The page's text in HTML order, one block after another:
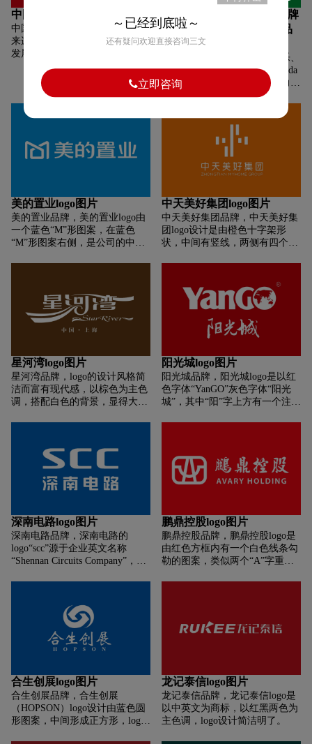
是公司的宣传语。字体设计现代
且有力，黑色字体与白色字体的
对比，使得宣传语更加醒目。也
增添了设计的现代感，使其整体
看起来既简洁又具有辨识度。整
体设计有效地传达了中建东孚公
司的品牌形象。色彩搭配有效地
突出了公司的品牌形象。
中国恒大logo图片
中国恒大品牌，恒大者，古往今
来连绵不绝，曰恒;天地万物增益
发展，曰大。恒大集团的英文名
称中，Ever 意为永恒，Grande
意为伟大，"Evergrande" 则寓意
着志存恒远、宏图大展。logo由
字母 H 和 D 组合而成，H 是一
只翱翔的雄鹰，寓意高远的战略
日上，事业辉煌和美好的未来。
恒大集团想要展示给世人的，是
行业旗帜的恒远理想与宏图大
志。
全球顶级碳酸饮料·汽水品牌
logo一览：探索行业领先品
牌
汽水品牌，Coca-Cola可口可乐、
PEPSI百事可乐、雪碧、Mirinda
美年达、Fanta芬达汽水、健力
宝、北冰洋等
美的置业logo图片
美的置业品牌，美的置业logo由
一个蓝色“M”形图案，在蓝色
“M”形图案右侧，是公司的中文
易于识别，蓝色给人一种专业和
稳重的感觉。图案的设计简洁而
现代，给人一种稳定和专业的印
中天美好集团logo图片
中天美好集团品牌，中天美好集
团logo设计是由橙色十字架形
状，中间有竖线，两侧有四个小
活力和温暖感。十字架形状可能
象征着稳定、平衡或连接，与公
司的价值观或业务领域相契合。
整体设计易于识别且具有辨识
星河湾logo图片
星河湾品牌，logo的设计风格简
洁而富有现代感，以棕色为主色
调，搭配白色的背景，显得大气
阳光城logo图片
阳光城品牌，阳光城logo是以红
色字体“YanGO”灰色字体“阳光
城”，其中“阳”字上方有一个注册
深南电路logo图片
深南电路品牌，深南电路的
logo“scc”源于企业英文名称
“Shennan Circuits Company”，蓝
深南（Shennan）的缩写，代表
深南本身，蕴含着“Strive”（奋
斗）的意思，是深南自成立以来
始终脚踏实地、坚持奋斗的精神
（Circuits）的缩写，代表深南的
的产品，同时也是“Customer”
（客户）的意思，强调深南产品
的价值导向是“以客户为中心”；
第二个C：是企业
鹏鼎控股logo图片
鹏鼎控股品牌，鹏鼎控股logo是
由红色方框内有一个白色线条勾
勒的图案，类似两个“A”字重叠
合生创展logo图片
合生创展品牌，合生创展
（HOPSON）logo设计由蓝色圆
形图案，中间形成正方形，logo
龙记泰信logo图片
龙记泰信品牌，龙记泰信logo是
以中英文为商标，以红黑两色为
主色调，logo设计简洁明了。
～已经到底啦～
还有疑问欢迎直接咨询三文
立即咨询